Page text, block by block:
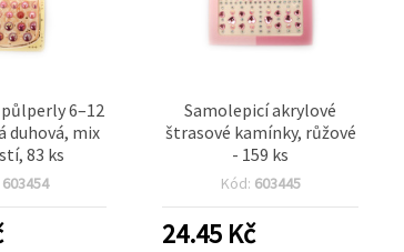
6–12
duhová, mix
83 ks
603454
Samolepicí akrylové
štrasové kamínky, růžové
- 159 ks
Kód: 603445
24.45 Kč